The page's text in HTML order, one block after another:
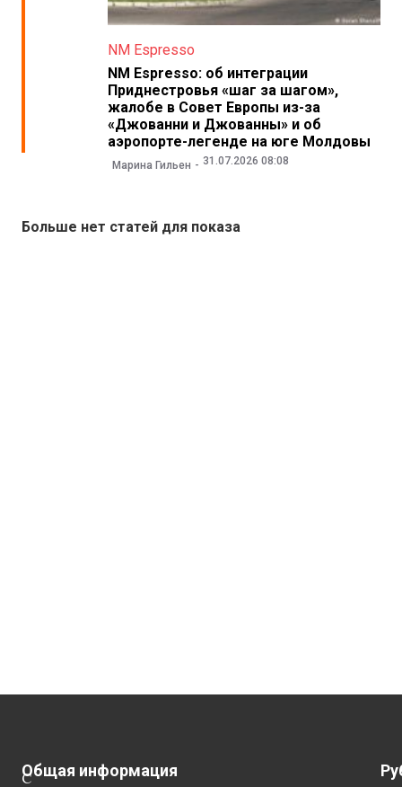
NM Espresso
NM Espresso: об интеграции
Приднестровья «шаг за шагом»,
жалобе в Совет Европы из-за
«Джованни и Джованны» и об
аэропорте-легенде на юге Молдовы
Марина Гильен 31.07.2026 08:08
Больше нет статей для показа
С
Общая информация